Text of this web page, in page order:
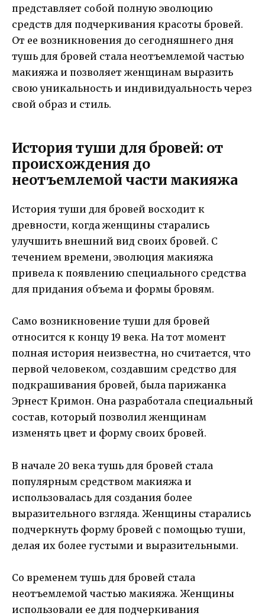
представляет собой полную эволюцию
средств для подчеркивания красоты бровей.
От ее возникновения до сегодняшнего дня
тушь для бровей стала неотъемлемой частью
макияжа и позволяет женщинам выразить
свою уникальность и индивидуальность через
свой образ и стиль.
История туши для бровей: от
происхождения до
неотъемлемой части макияжа
История туши для бровей восходит к
древности, когда женщины старались
улучшить внешний вид своих бровей. С
течением времени, эволюция макияжа
привела к появлению специального средства
для придания объема и формы бровям.
Само возникновение туши для бровей
относится к концу 19 века. На тот момент
полная история неизвестна, но считается, что
первой человеком, создавшим средство для
подкрашивания бровей, была парижанка
Эрнест Кримон. Она разработала специальный
состав, который позволил женщинам
изменять цвет и форму своих бровей.
В начале 20 века тушь для бровей стала
популярным средством макияжа и
использовалась для создания более
выразительного взгляда. Женщины старались
подчеркнуть форму бровей с помощью туши,
делая их более густыми и выразительными.
Со временем тушь для бровей стала
неотъемлемой частью макияжа. Женщины
использовали ее для подчеркивания